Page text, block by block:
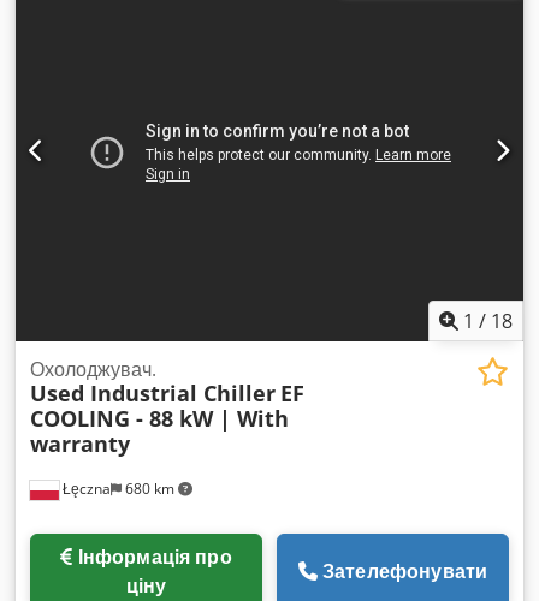
номер: 2329200, ходи (X/Y/Z): 800/800/800 мм, макс.
швидкість обертання шпинделя: 16 000 об/хв, система
кріплення інструменту HSK 63, система управління
1 / 18
Łęczna 680 km
Охолоджувач.
Used Industrial Chiller EF
COOLING - 88 kW | With
warranty
ціну
Зателефонувати